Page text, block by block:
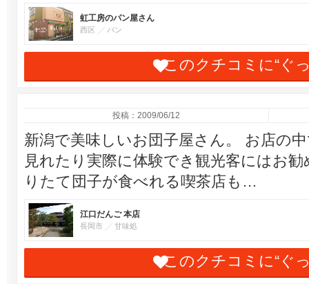
虹工房のパン屋さん
西区 パン
このクチコミに“ぐ
投稿：2009/06/12
新潟で美味しいお団子屋さん。 お店の
見れたり実際に体験でき観光客にはお
りたて団子が食べれる喫茶店も…
江口だんご 本店
長岡市 甘味処
このクチコミに“ぐ